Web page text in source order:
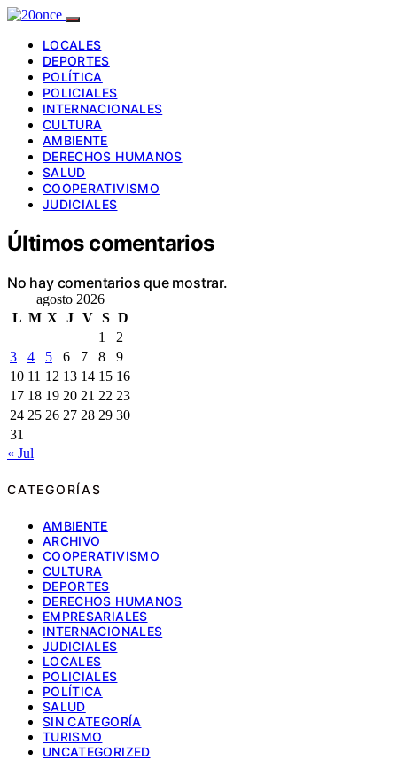
LOCALES
DEPORTES
POLÍTICA
POLICIALES
INTERNACIONALES
CULTURA
AMBIENTE
DERECHOS HUMANOS
SALUD
COOPERATIVISMO
JUDICIALES
Últimos comentarios
No hay comentarios que mostrar.
agosto 2026
L M X J V S D
1
2
3
4 5 6 7 8
9
10 11 12 13 14 15 16
17 18 19 20 21 22 23
24 25 26 27 28 29 30
31
« Jul
CATEGORÍAS
AMBIENTE
ARCHIVO
COOPERATIVISMO
CULTURA
DEPORTES
DERECHOS HUMANOS
EMPRESARIALES
INTERNACIONALES
JUDICIALES
LOCALES
POLICIALES
POLÍTICA
SALUD
SIN CATEGORÍA
TURISMO
UNCATEGORIZED